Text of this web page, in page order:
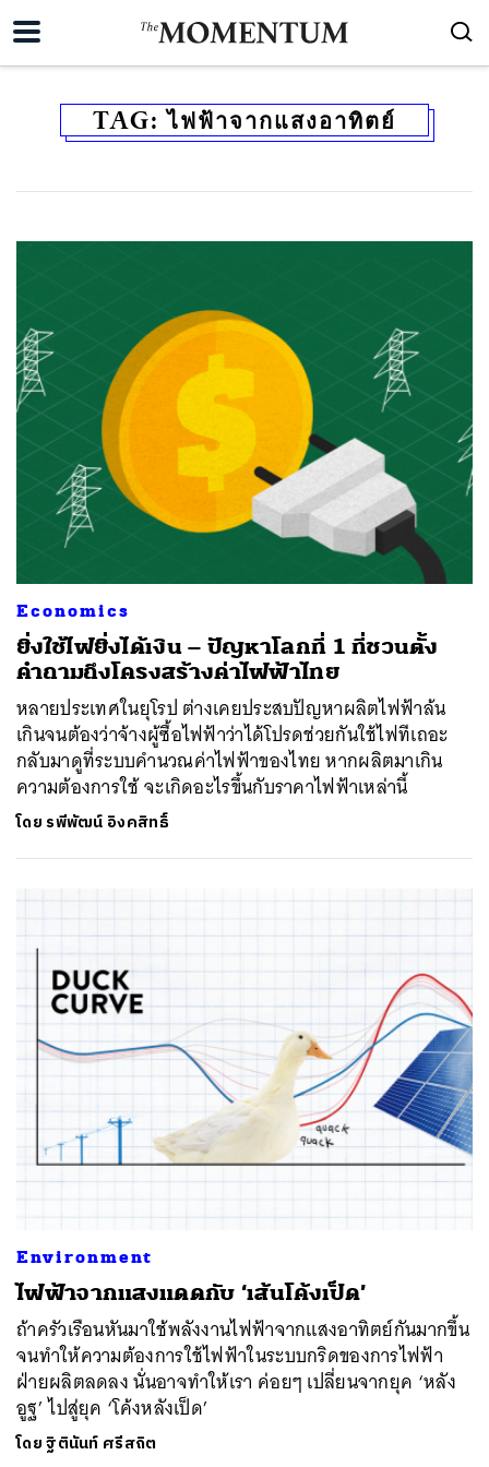
TAG:ไฟฟ้าจากแสงอาทิตย์
Economics
ยิ่งใช้ไฟยิ่งได้เงิน – ปัญหาโลกที่ 1 ที่ชวนตั้ง
คำถามถึงโครงสร้างค่าไฟฟ้าไทย
หลายประเทศในยุโรป ต่างเคยประสบปัญหาผลิตไฟฟ้าล้น
เกินจนต้องว่าจ้างผู้ซื้อไฟฟ้าว่าได้โปรดช่วยกันใช้ไฟทีเถอะ
กลับมาดูที่ระบบคำนวณค่าไฟฟ้าของไทย หากผลิตมาเกิน
ความต้องการใช้ จะเกิดอะไรขึ้นกับราคาไฟฟ้าเหล่านี้
โดย รพีพัฒน์ อิงคสิทธิ์
Environment
ไฟฟ้าจากแสงแดดกับ ‘เส้นโค้งเป็ด’
ถ้าครัวเรือนหันมาใช้พลังงานไฟฟ้าจากแสงอาทิตย์กันมากขึ้น
จนทำให้ความต้องการใช้ไฟฟ้าในระบบกริดของการไฟฟ้า
ฝ่ายผลิตลดลง นั่นอาจทำให้เรา ค่อยๆ เปลี่ยนจากยุค ‘หลัง
อูฐ’ ไปสู่ยุค ‘โค้งหลังเป็ด’
โดยฐิตินันท์ ศรีสถิต
SHARE